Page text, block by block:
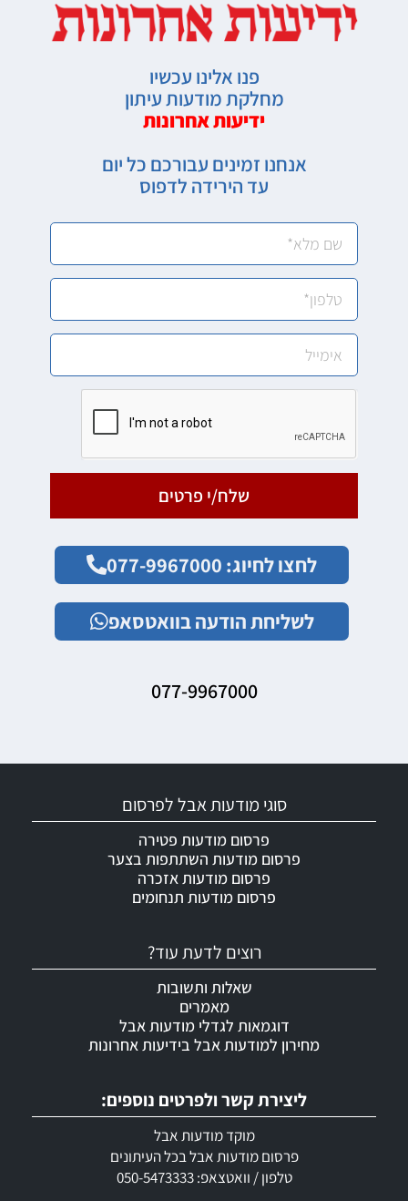
פנו אלינו עכשיו
מחלקת מודעות עיתון
ידיעות אחרונות
אנחנו זמינים עבורכם כל יום
עד הירידה לדפוס
שלח/י פרטים
לחצו לחיוג: 077-9967000
לשליחת הודעה בוואטסאפ
077-9967000
ליצירת קשר ולפרטים נוספים:
מוקד מודעות אבל
פרסום מודעות אבל בכל העיתונים
טלפון / וואטצאפ: 050-5473333
רוצים לדעת עוד?
שאלות ותשובות
מאמרים
דוגמאות לגדלי מודעות אבל
מחירון למודעות אבל בידיעות אחרונות
סוגי מודעות אבל לפרסום
פרסום מודעות פטירה
פרסום מודעות השתתפות בצער
פרסום מודעות אזכרה
פרסום מודעות תנחומים